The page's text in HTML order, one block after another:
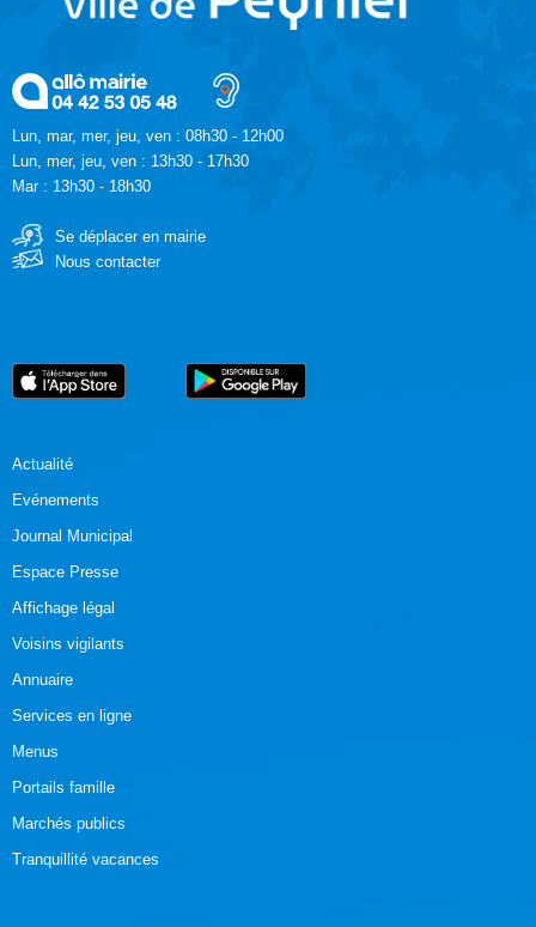
Lun, mar, mer, jeu, ven : 08h30 - 12h00
Lun, mer, jeu, ven : 13h30 - 17h30
Mar : 13h30 - 18h30
Se déplacer en mairie
Nous contacter
Actualité
Evénements
Journal Municipal
Espace Presse
Affichage légal
Voisins vigilants
Annuaire
Services en ligne
Menus
Portails famille
Marchés publics
Tranquillité vacances